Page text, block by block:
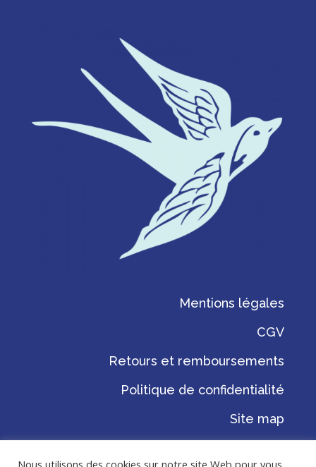
Mentions légales
CGV
Retours et remboursements
Politique de confidentialité
Site map
Nous utilisons des cookies sur notre site Web pour vous